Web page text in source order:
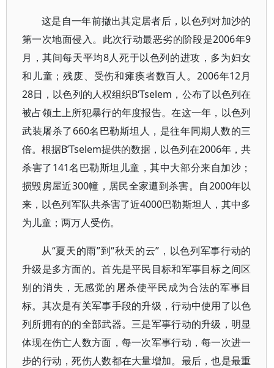
这是自一年前撤出其定居者后，以色列对加沙的
第一次地面侵入。此次行动最恶劣的阶段是2006年9
月，其间每天平均8人死于以色列的进攻，多为妇女
和儿童；残废、受伤和瘫痪者数百人。2006年12月
28日，以色列的人权组织B‘Tselem，公布了以色列在
被占领土上所犯暴行的年度报告。在这一年，以色列
武装屠杀了660名巴勒斯坦人，是往年同期人数的三
倍。根据B’Tselem提供的数据，以色列在2006年，共
杀害了141名巴勒斯坦儿童，其中大部分来自加沙；
损毁房屋近300幢，居民全家遭到杀害。自2000年以
来，以色列军队共杀害了近4000巴勒斯坦人，其中多
为儿童；两万人受伤。
从“夏天的雨”到“秋天的云”，以色列军事行动的
升级是多方面的。首先是平民目标和军事目标之间区
别的消失，无感觉的屠杀使平民成为合法的军事目
标。其次是有关军事手段的升级，行动中使用了以色
列所拥有的的全部武器。三是军事行动的升级，明显
体现在伤亡人数方面，每一次军事行动，每一次进一
步的行动，死伤人数都在大量增加。最后，也是最重